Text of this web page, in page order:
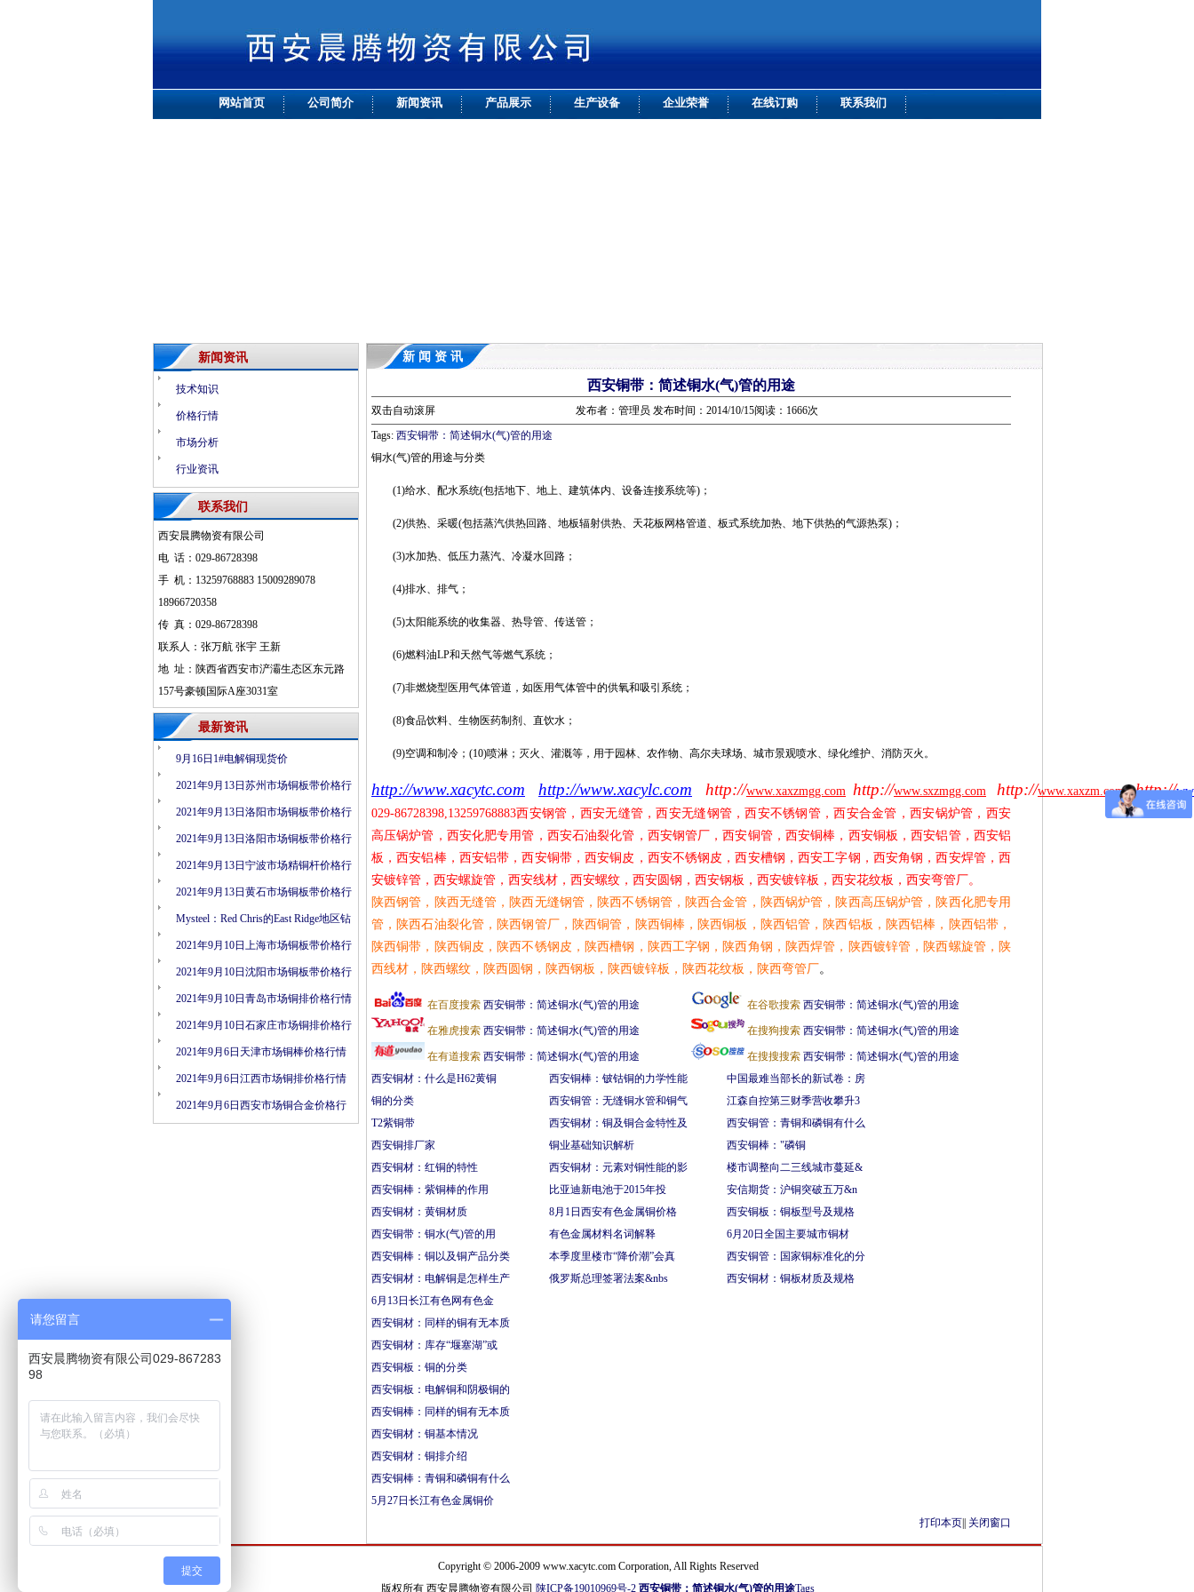
网站首页 公司简介 新闻资讯 产品展示 生产设备 企业荣誉 在线订购 联系我们
新闻资讯
技术知识
价格行情
市场分析
行业资讯
联系我们
西安晨腾物资有限公司
电 话：029-86728398
手 机：13259768883 15009289078
18966720358
传 真：029-86728398
联系人：张万航 张宇 王新
地 址：陕西省西安市浐灞生态区东元路
157号豪顿国际A座3031室
最新资讯
9月16日1#电解铜现货价
2021年9月13日苏州市场铜板带价格行
情
2021年9月13日洛阳市场铜板带价格行
情
2021年9月13日洛阳市场铜板带价格行
情
2021年9月13日宁波市场精铜杆价格行
情
2021年9月13日黄石市场铜板带价格行
情
Mysteel：Red Chris的East Ridge地区钻
探结果表明矿化连续性
2021年9月10日上海市场铜板带价格行
情
2021年9月10日沈阳市场铜板带价格行
情
2021年9月10日青岛市场铜排价格行情
2021年9月10日石家庄市场铜排价格行
情
2021年9月6日天津市场铜棒价格行情
2021年9月6日江西市场铜排价格行情
2021年9月6日西安市场铜合金价格行
新 闻 资 讯
西安铜带：简述铜水(气)管的用途
双击自动滚屏
发布者：管理员 发布时间：2014/10/15阅读：1666次
Tags: 西安铜带：简述铜水(气)管的用途
铜水(气)管的用途与分类
(1)给水、配水系统(包括地下、地上、建筑体内、设备连接系统等)；
(2)供热、采暖(包括蒸汽供热回路、地板辐射供热、天花板网格管道、板式系统加热、地下供热的气源热泵)；
(3)水加热、低压力蒸汽、冷凝水回路；
(4)排水、排气；
(5)太阳能系统的收集器、热导管、传送管；
(6)燃料油LP和天然气等燃气系统；
(7)非燃烧型医用气体管道，如医用气体管中的供氧和吸引系统；
(8)食品饮料、生物医药制剂、直饮水；
(9)空调和制冷；(10)喷淋；灭火、灌溉等，用于园林、农作物、高尔夫球场、城市景观喷水、绿化维护、消防灭火。
http://www.xacytc.com http://www.xacylc.com http://www.xaxzmgg.com http://www.sxzmgg.com http://www.xaxzm.com http://
029-86728398,13259768883西安钢管，西安无缝管，西安无缝钢管，西安不锈钢管，西安合金管，西安锅炉管，西安
高压锅炉管，西安化肥专用管，西安石油裂化管，西安钢管厂，西安铜管，西安铜棒，西安铜板，西安铝管，西安铝
板，西安铝棒，西安铝带，西安铜带，西安铜皮，西安不锈钢皮，西安槽钢，西安工字钢，西安角钢，西安焊管，西
安镀锌管，西安螺旋管，西安线材，西安螺纹，西安圆钢，西安钢板，西安镀锌板，西安花纹板，西安弯管厂。
陕西钢管，陕西无缝管，陕西无缝钢管，陕西不锈钢管，陕西合金管，陕西锅炉管，陕西高压锅炉管，陕西化肥专用
管，陕西石油裂化管，陕西钢管厂，陕西铜管，陕西铜棒，陕西铜板，陕西铝管，陕西铝板，陕西铝棒，陕西铝带，
陕西铜带，陕西铜皮，陕西不锈钢皮，陕西槽钢，陕西工字钢，陕西角钢，陕西焊管，陕西镀锌管，陕西螺旋管，陕
西线材，陕西螺纹，陕西圆钢，陕西钢板，陕西镀锌板，陕西花纹板，陕西弯管厂。
在百度搜索 西安铜带：简述铜水(气)管的用途 在谷歌搜索 西安铜带：简述铜水(气)管的用途
在雅虎搜索 西安铜带：简述铜水(气)管的用途 在搜狗搜索 西安铜带：简述铜水(气)管的用途
在有道搜索 西安铜带：简述铜水(气)管的用途 在搜搜搜索 西安铜带：简述铜水(气)管的用途
西安铜材：什么是H62黄铜
铜的分类
T2紫铜带
西安铜排厂家
西安铜材：红铜的特性
西安铜棒：紫铜棒的作用
西安铜材：黄铜材质
西安铜带：铜水(气)管的用
西安铜棒：铜以及铜产品分类
西安铜材：电解铜是怎样生产
西安铜棒：铍钴铜的力学性能
西安铜管：无缝铜水管和铜气
西安铜材：铜及铜合金特性及
铜业基础知识解析
西安铜材：元素对铜性能的影
比亚迪新电池于2015年投
8月1日西安有色金属铜价格
有色金属材料名词解释
本季度里楼市“降价潮”会真
俄罗斯总理签署法案&nbs
中国最难当部长的新试卷：房
江森自控第三财季营收攀升3
西安铜管：青铜和磷铜有什么
西安铜棒："磷铜
楼市调整向二三线城市蔓延&
安信期货：沪铜突破五万&n
西安铜板：铜板型号及规格
6月20日全国主要城市铜材
西安铜管：国家铜标准化的分
西安铜材：铜板材质及规格
6月13日长江有色网有色金
西安铜材：同样的铜有无本质
西安铜材：库存“堰塞湖”或
西安铜板：铜的分类
西安铜板：电解铜和阴极铜的
西安铜棒：同样的铜有无本质
西安铜材：铜基本情况
西安铜材：铜排介绍
西安铜棒：青铜和磷铜有什么
5月27日长江有色金属铜价
打印本页 关闭窗口
Copyright © 2006-2009 www.xacytc.com Corporation, All Rights Reserved
版权所有 西安晨腾物资有限公司 陕ICP备19010969号-2 西安铜带：简述铜水(气)管的用途Tags
请您留言
西安晨腾物资有限公司029-867283
98
提交